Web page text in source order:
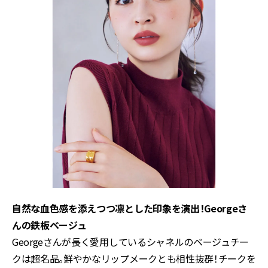
自然な血色感を添えつつ凛とした印象を演出！Georgeさ
んの鉄板ベージュ
Georgeさんが長く愛用しているシャネルのベージュチー
クは超名品。鮮やかなリップメークとも相性抜群！チークを